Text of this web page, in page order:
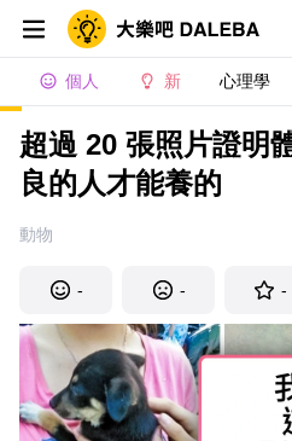
個人 新 心理學
超過 20 張照片證明
良的人才能養的
動物
- - -